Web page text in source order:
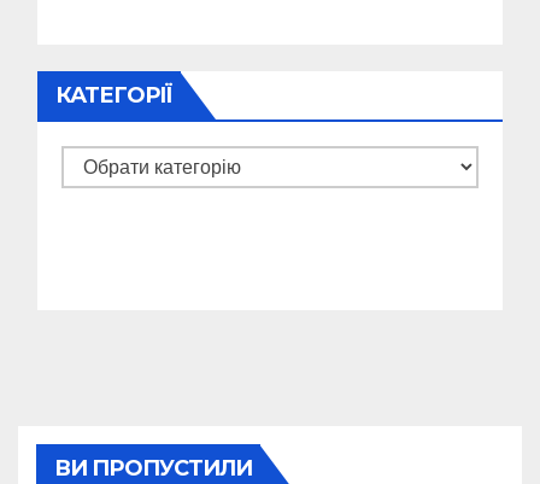
КАТЕГОРІЇ
Категорії
ВИ ПРОПУСТИЛИ